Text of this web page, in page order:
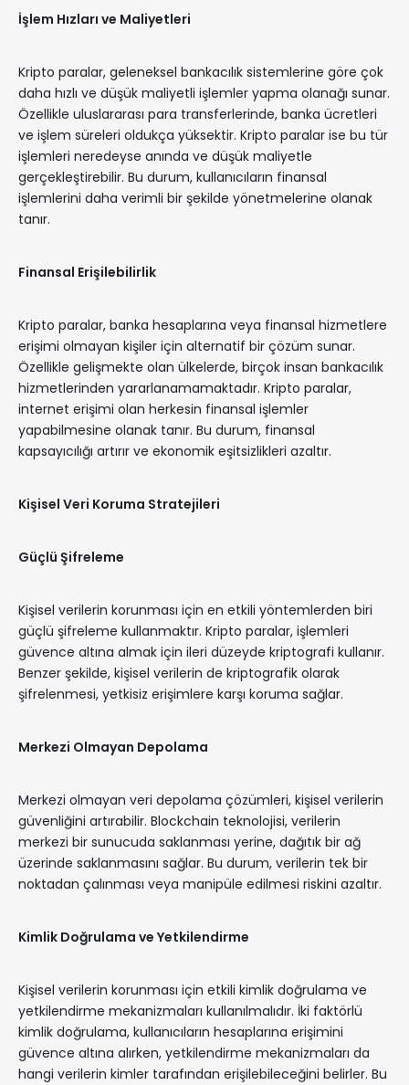
İşlem Hızları ve Maliyetleri
Kripto paralar, geleneksel bankacılık sistemlerine göre çok
daha hızlı ve düşük maliyetli işlemler yapma olanağı sunar.
Özellikle uluslararası para transferlerinde, banka ücretleri
ve işlem süreleri oldukça yüksektir. Kripto paralar ise bu tür
işlemleri neredeyse anında ve düşük maliyetle
gerçekleştirebilir. Bu durum, kullanıcıların finansal
işlemlerini daha verimli bir şekilde yönetmelerine olanak
tanır.
Finansal Erişilebilirlik
Kripto paralar, banka hesaplarına veya finansal hizmetlere
erişimi olmayan kişiler için alternatif bir çözüm sunar.
Özellikle gelişmekte olan ülkelerde, birçok insan bankacılık
hizmetlerinden yararlanamamaktadır. Kripto paralar,
internet erişimi olan herkesin finansal işlemler
yapabilmesine olanak tanır. Bu durum, finansal
kapsayıcılığı artırır ve ekonomik eşitsizlikleri azaltır.
Kişisel Veri Koruma Stratejileri
Güçlü Şifreleme
Kişisel verilerin korunması için en etkili yöntemlerden biri
güçlü şifreleme kullanmaktır. Kripto paralar, işlemleri
güvence altına almak için ileri düzeyde kriptografi kullanır.
Benzer şekilde, kişisel verilerin de kriptografik olarak
şifrelenmesi, yetkisiz erişimlere karşı koruma sağlar.
Merkezi Olmayan Depolama
Merkezi olmayan veri depolama çözümleri, kişisel verilerin
güvenliğini artırabilir. Blockchain teknolojisi, verilerin
merkezi bir sunucuda saklanması yerine, dağıtık bir ağ
üzerinde saklanmasını sağlar. Bu durum, verilerin tek bir
noktadan çalınması veya manipüle edilmesi riskini azaltır.
Kimlik Doğrulama ve Yetkilendirme
Kişisel verilerin korunması için etkili kimlik doğrulama ve
yetkilendirme mekanizmaları kullanılmalıdır. İki faktörlü
kimlik doğrulama, kullanıcıların hesaplarına erişimini
güvence altına alırken, yetkilendirme mekanizmaları da
hangi verilerin kimler tarafından erişilebileceğini belirler. Bu